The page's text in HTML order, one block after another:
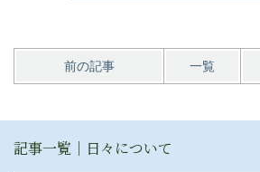
前の記事 一覧
記事一覧｜日々について